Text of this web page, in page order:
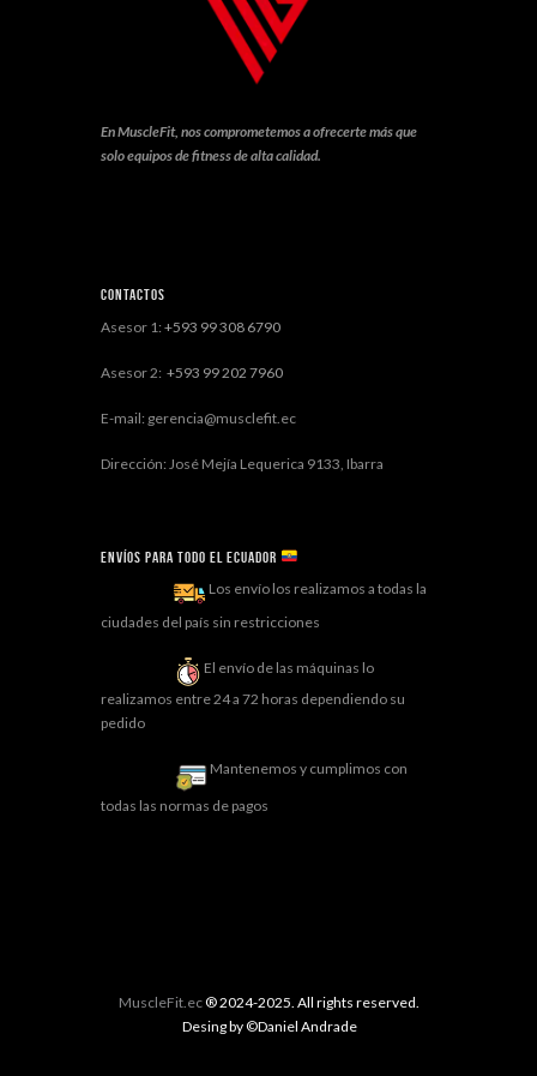
En MuscleFit, nos comprometemos a ofrecerte más que
solo equipos de fitness de alta calidad.
Contactos
Asesor 1: +593 99 308 6790
Asesor 2: +593 99 202 7960
E-mail: gerencia@musclefit.ec
Dirección: José Mejía Lequerica 9133, Ibarra
Envíos para todo el ECUADOR
Los envío los realizamos a todas la
ciudades del país sin restricciones
El envío de las máquinas lo
realizamos entre 24 a 72 horas dependiendo su
pedido
Mantenemos y cumplimos con
todas las normas de pagos
MuscleFit.ec® 2024-2025. All rights reserved.
Desing by ©Daniel Andrade